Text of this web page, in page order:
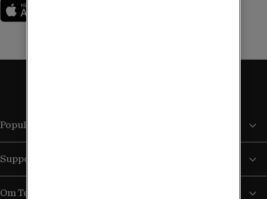
Populära sidor
Support
Om Tele2